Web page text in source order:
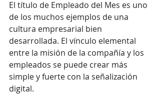
El título de Empleado del Mes es uno
de los muchos ejemplos de una
cultura empresarial bien
desarrollada. El vínculo elemental
entre la misión de la compañía y los
empleados se puede crear más
simple y fuerte con la señalización
digital.